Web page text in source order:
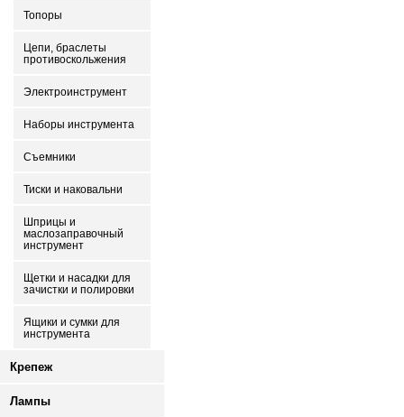
Топоры
Цепи, браслеты
противоскольжения
Электроинструмент
Наборы инструмента
Съемники
Тиски и наковальни
Шприцы и
маслозаправочный
инструмент
Щетки и насадки для
зачистки и полировки
Ящики и сумки для
инструмента
Крепеж
Лампы